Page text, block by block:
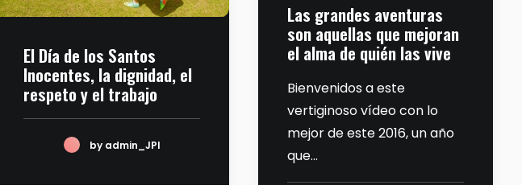
Las grandes aventuras
son aquellas que mejoran
el alma de quién las vive
Bienvenidos a este
vertiginoso vídeo con lo
mejor de este 2016, un año
que…
El Día de los Santos
Inocentes, la dignidad, el
respeto y el trabajo
by admin_JPI